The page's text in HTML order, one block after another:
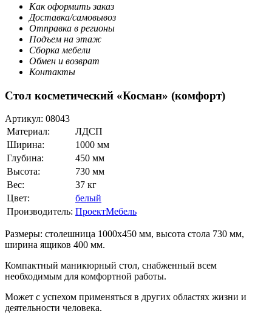
Как оформить заказ
Доставка/самовывоз
Отправка в регионы
Подъем на этаж
Сборка мебели
Обмен и возврат
Контакты
Стол косметический «Косман» (комфорт)
Артикул: 08043
Материал:
ЛДСП
Ширина:
1000 мм
Глубина:
450 мм
Высота:
730 мм
Вес:
37 кг
Цвет:
белый
Производитель: ПроектМебель
Размеры: столешница 1000х450 мм, высота стола 730 мм,
ширина ящиков 400 мм.
Компактный маникюрный стол, снабженный всем
необходимым для комфортной работы.
Может с успехом применяться в других областях жизни и
деятельности человека.